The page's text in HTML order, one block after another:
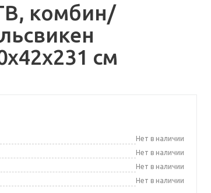
комбин/
см
Нет в наличии
Нет в наличии
Нет в наличии
Нет в наличии